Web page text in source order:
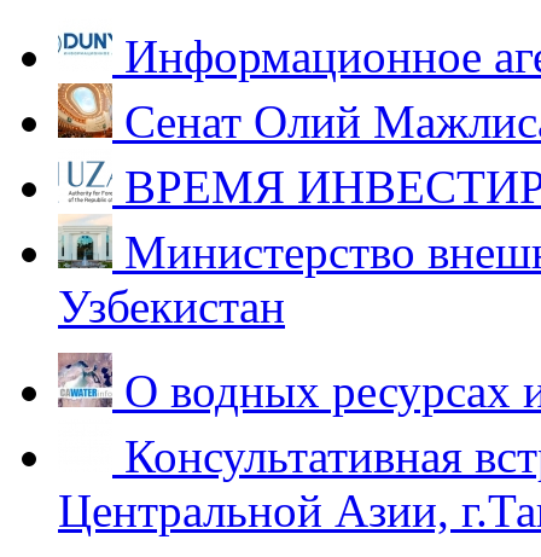
Информационное
Сенат Олий
ВРЕМЯ
Министерство
Узбекистан
О водных ресурсах
Консультативная
Центральной Азии,